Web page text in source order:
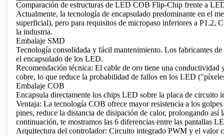
Comparación de estructuras de LED COB Flip-Chip frente a
Actualmente, la tecnología de encapsulado predominante en el
superficial), pero para requisitos de micropaso inferiores a P1.2,
la industria.
Embalaje SMD
Tecnología consolidada y fácil mantenimiento. Los fabricantes
el encapsulado de los LED.
Recomendación técnica: El cable de oro tiene una
cobre, lo que reduce la probabilidad de fallos en los LED
Embalaje COB
Encapsula directamente los chips LED sobre la placa de circuito
Ventaja: La tecnología COB ofrece mayor resistencia a los
pines, reduce la distancia de disipación de calor, prolongando
continuación, te mostramos las 6 diferencias entre las pantallas
Arquitectura del controlador: Circuito integrado PWM y el valor